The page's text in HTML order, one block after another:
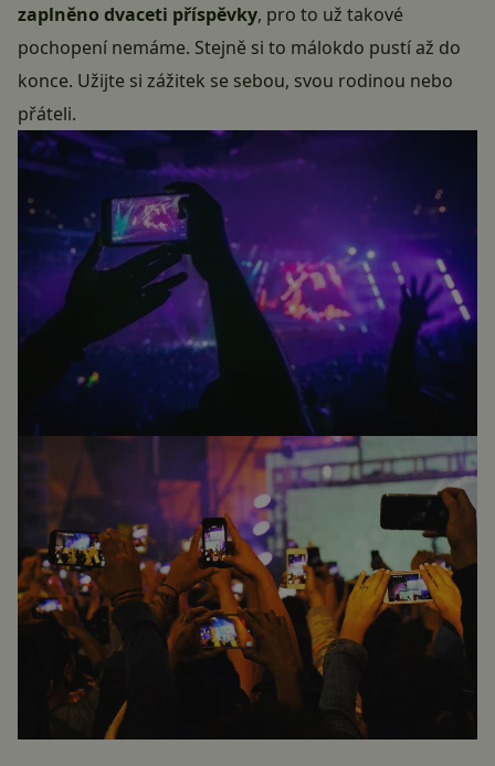
zaplněno dvaceti příspěvky, pro to už takové
pochopení nemáme. Stejně si to málokdo pustí až do
konce. Užijte si zážitek se sebou, svou rodinou nebo
přáteli.